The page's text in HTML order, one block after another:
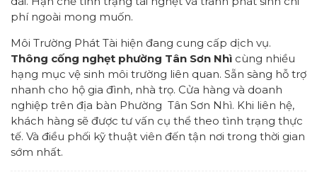
phí ngoài mong muốn.
Môi Trường Phát Tài hiện đang cung cấp dịch vụ.
Thông cống nghẹt phường Tân Sơn Nhì cùng nhiều
hạng mục vệ sinh môi trường liên quan. Sẵn sàng hỗ trợ
nhanh cho hộ gia đình, nhà trọ. Cửa hàng và doanh
nghiệp trên địa bàn Phường Tân Sơn Nhì. Khi liên hệ,
khách hàng sẽ được tư vấn cụ thể theo tình trạng thực
tế. Và điều phối kỹ thuật viên đến tận nơi trong thời gian
sớm nhất.